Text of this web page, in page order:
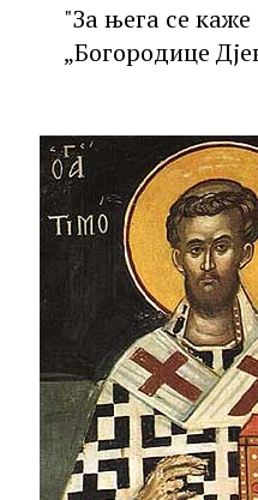
"За њега се каже
„Богородице